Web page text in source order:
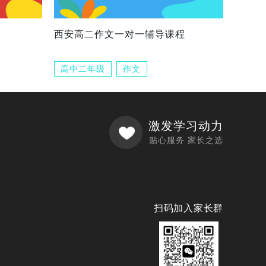
西安高二作文一对一辅导课程
高中二年级 作文
激发学习动力
贴心服务 家长之选
扫码加入家长群